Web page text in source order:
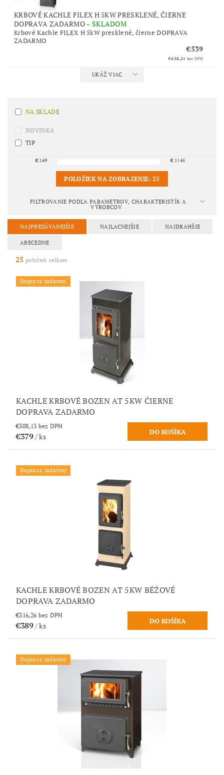
KRBOVÉ KACHLE FILEX H 5KW PRESKLENÉ, ČIERNE
DOPRAVA ZADARMO– SKLADOM
Krbové Kachle FILEX H 5kW presklené, čierne DOPRAVA
ZADARMO
€539
€438,21 bez DPH
UKÁŽ VIAC
NA SKLADE
NOVINKA
TIP
€169 € 1145
POLOŽIEK NA ZOBRAZENIE:25
FILTROVANIE PODĽA PARAMETROV, CHARAKTERISTÍK A
VÝROBCOV
NAJPREDÁVANEJŠIE NAJLACNEJŠIE NAJDRAHŠIE
ABECEDNE
25 položiek celkom
Doprava zadarmo
KACHLE KRBOVÉ BOZEN AT 5KW ČIERNE
DOPRAVA ZADARMO
€308,13 bez DPH
€379/ ks
Doprava zadarmo
KACHLE KRBOVÉ BOZEN AT 5KW BÉŽOVÉ
DOPRAVA ZADARMO
€316,26 bez DPH
€389/ ks
Doprava zadarmo